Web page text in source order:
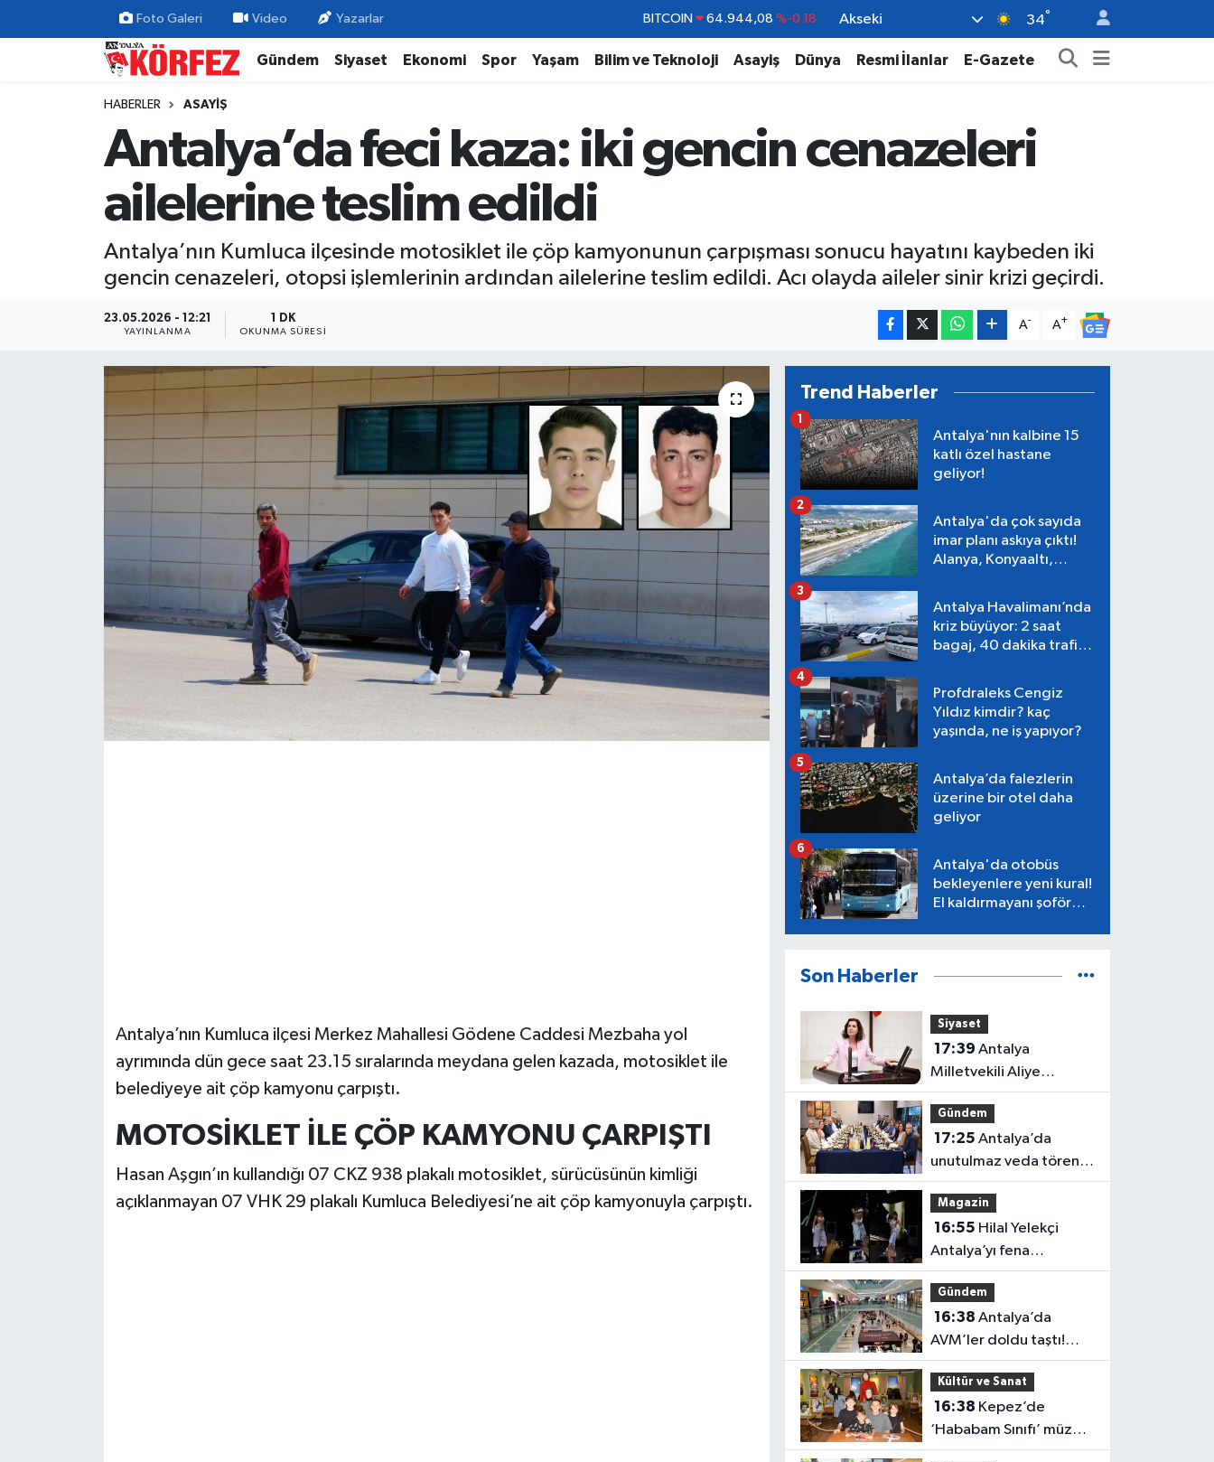
Foto Galeri Video Yazarlar DOLAR 47,7436 %0.18
EURO 55,2510 %0.32
BİST100 13.779 %-14
Akseki 34°
Gündem Siyaset Ekonomi Spor Yaşam Bilim ve Teknoloji Asayiş Dünya Resmi İlanlar E-Gazete
HABERLER ASAYIŞ
Antalya’da feci kaza: iki gencin cenazeleri
ailelerine teslim edildi
Antalya’nın Kumluca ilçesinde motosiklet ile çöp kamyonunun çarpışması sonucu hayatını kaybeden iki
gencin cenazeleri, otopsi işlemlerinin ardından ailelerine teslim edildi. Acı olayda aileler sinir krizi geçirdi.
23.05.2026 - 12:21
YAYINLANMA
1 DK
OKUNMA SÜRESI
A- A+
Antalya’nın Kumluca ilçesi Merkez Mahallesi Gödene Caddesi Mezbaha yol
ayrımında dün gece saat 23.15 sıralarında meydana gelen kazada, motosiklet ile
belediyeye ait çöp kamyonu çarpıştı.
MOTOSİKLET İLE ÇÖP KAMYONU ÇARPIŞTI
Hasan Aşgın’ın kullandığı 07 CKZ 938 plakalı motosiklet, sürücüsünün kimliği
açıklanmayan 07 VHK 29 plakalı Kumluca Belediyesi’ne ait çöp kamyonuyla çarpıştı.
Trend Haberler
Antalya'nın kalbine 15
katlı özel hastane
geliyor!
1
Antalya'da çok sayıda
imar planı askıya çıktı!
Alanya, Konyaaltı,
2
Antalya Havalimanı’nda
kriz büyüyor: 2 saat
bagaj, 40 dakika trafik,
3
Profdraleks Cengiz
Yıldız kimdir? kaç
yaşında, ne iş yapıyor?
4
Antalya’da falezlerin
üzerine bir otel daha
geliyor
5
Antalya'da otobüs
bekleyenlere yeni kural!
El kaldırmayanı şoför
6
Son Haberler
Siyaset
17:39
Milletvekili Aliye
Coşar'dan Çocuk Yasası
tepkisi
Gündem
17:25
unutulmaz veda töreni!
Protokol buluştu
Magazin
16:55
Antalya’yı fena
“Hileledi”! O anlar
gündem oldu
Gündem
16:38
AVM’ler doldu taştı!
vatandaşların geliş
nedeni farklı çıktı
Kültür ve Sanat
16:38
‘Hababam Sınıfı’ müzesi
boş kalmıyor: Ayda 7 bin
Gündem
Yerel Yönetim
Ekonomi
Nöbetçi Eczaneler
Trafik Durumu
Süper Lig Puan Durumu ve Fikstür
Tüm Manşetler